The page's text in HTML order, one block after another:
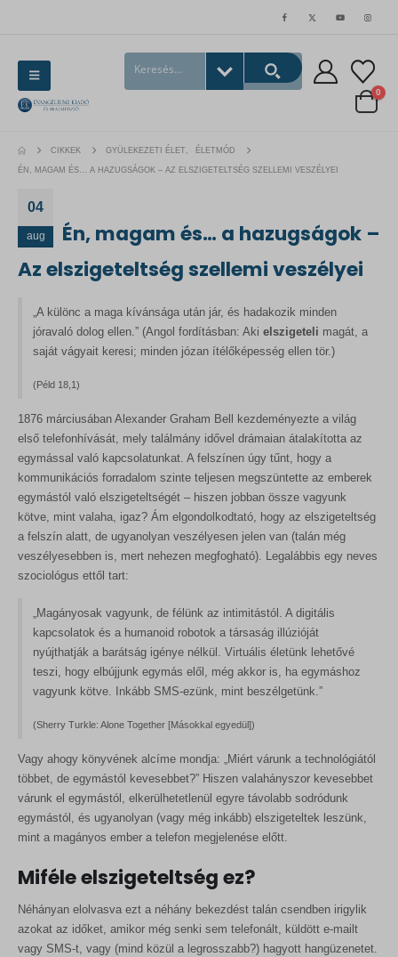
0
CIKKEK GYÜLEKEZETI ÉLET , ÉLETMÓD
ÉN, MAGAM ÉS… A HAZUGSÁGOK – AZ ELSZIGETELTSÉG SZELLEMI VESZÉLYEI
04
aug
Én, magam és… a hazugságok –
Az elszigeteltség szellemi veszélyei
„A különc a maga kívánsága után jár, és hadakozik minden
jóravaló dolog ellen.” (Angol fordításban: Aki elszigeteli magát, a
saját vágyait keresi; minden józan ítélőképesség ellen tör.)
(Péld 18,1)
1876 márciusában Alexander Graham Bell kezdeményezte a világ
első telefonhívását, mely találmány idővel drámaian átalakította az
egymással való kapcsolatunkat. A felszínen úgy tűnt, hogy a
kommunikációs forradalom szinte teljesen megszüntette az emberek
egymástól való elszigeteltségét – hiszen jobban össze vagyunk
kötve, mint valaha, igaz? Ám elgondolkodtató, hogy az elszigeteltség
a felszín alatt, de ugyanolyan veszélyesen jelen van (talán még
veszélyesebben is, mert nehezen megfogható). Legalábbis egy neves
szociológus ettől tart:
„Magányosak vagyunk, de félünk az intimitástól. A digitális
kapcsolatok és a humanoid robotok a társaság illúzióját
nyújthatják a barátság igénye nélkül. Virtuális életünk lehetővé
teszi, hogy elbújjunk egymás elől, még akkor is, ha egymáshoz
vagyunk kötve. Inkább SMS-ezünk, mint beszélgetünk.”
(Sherry Turkle: Alone Together [Másokkal egyedül])
Vagy ahogy könyvének alcíme mondja: „Miért várunk a technológiától
többet, de egymástól kevesebbet?” Hiszen valahányszor kevesebbet
várunk el egymástól, elkerülhetetlenül egyre távolabb sodródunk
egymástól, és ugyanolyan (vagy még inkább) elszigeteltek leszünk,
mint a magányos ember a telefon megjelenése előtt.
Miféle elszigeteltség ez?
Néhányan elolvasva ezt a néhány bekezdést talán csendben irigylik
azokat az időket, amikor még senki sem telefonált, küldött e-mailt
vagy SMS-t, vagy (mind közül a legrosszabb?) hagyott hangüzenetet.